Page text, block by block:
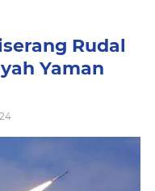
Rudal
Yaman